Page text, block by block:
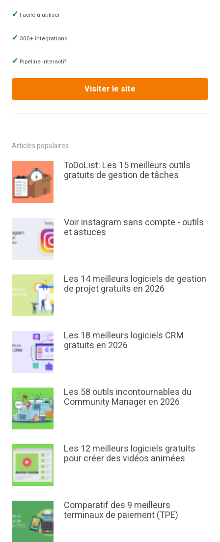
Facile à utiliser
300+ intégrations
Pipeline interactif
Visiter le site
Articles populaires
ToDoList: Les 15 meilleurs outils
gratuits de gestion de tâches
Voir instagram sans compte - outils
et astuces
Les 14 meilleurs logiciels de gestion
de projet gratuits en 2026
Les 18 meilleurs logiciels CRM
gratuits en 2026
Les 58 outils incontournables du
Community Manager en 2026
Les 12 meilleurs logiciels gratuits
pour créer des vidéos animées
Comparatif des 9 meilleurs
terminaux de paiement (TPE)